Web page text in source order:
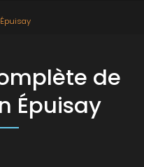
de
Épuisay